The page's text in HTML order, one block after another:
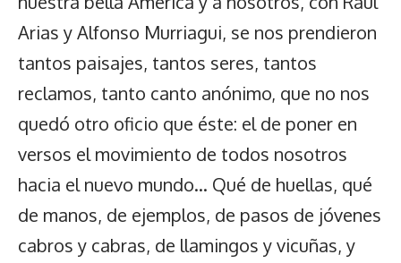
Arias y Alfonso Murriagui, se nos prendieron
tantos paisajes, tantos seres, tantos
reclamos, tanto canto anónimo, que no nos
quedó otro oficio que éste: el de poner en
versos el movimiento de todos nosotros
hacia el nuevo mundo… Qué de huellas, qué
de manos, de ejemplos, de pasos de jóvenes
cabros y cabras, de llamingos y vicuñas, y